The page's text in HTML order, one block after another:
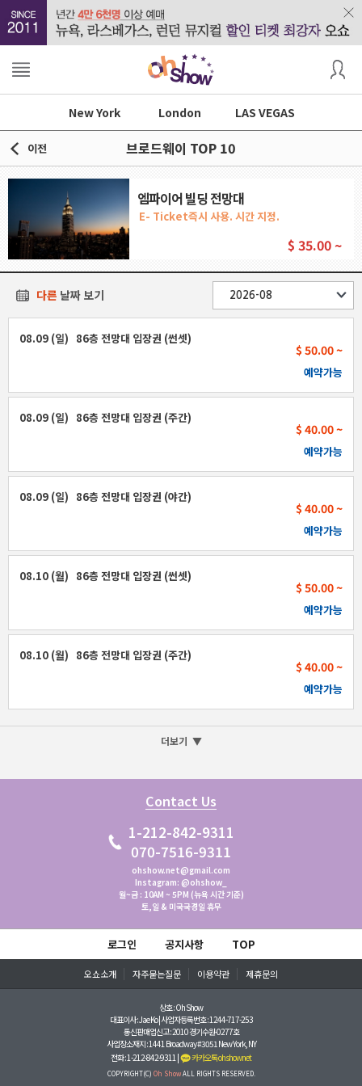
New York London LAS VEGAS
이전 브로드웨이 TOP 10
엠파이어 빌딩 전망대
E- Ticket즉시 사용. 시간 지정.
$ 35.00 ~
다른 날짜 보기
08.09 (일) 86층 전망대 입장권 (썬셋)
$ 50.00 ~
예약가능
08.09 (일) 86층 전망대 입장권 (주간)
$ 40.00 ~
예약가능
08.09 (일) 86층 전망대 입장권 (야간)
$ 40.00 ~
예약가능
08.10 (월) 86층 전망대 입장권 (썬셋)
$ 50.00 ~
예약가능
08.10 (월) 86층 전망대 입장권 (주간)
$ 40.00 ~
예약가능
더보기 ▼
Contact Us
1-212-842-9311
070-7516-9311
ohshow.net@gmail.com
Instagram: @ohshow_
월~금 : 10AM ~ 5PM (뉴욕 시간 기준)
토,일 & 미국국경일 휴무
로그인 공지사항 TOP
오쇼소개 자주묻는질문 이용약관 제휴문의
상호 : Oh Show
대표이사 : Jae Ko | 사업자등록번호 : 1244-717-253
통신판매업신고 : 2010 경기수원-0277호
사업장소재지 : 1441 Broadway #3051 New York, NY
전화 : 1-212-842-9311 |
카카오톡 ohshownet
COPYRIGHT(C) Oh ShowALL RIGHTS RESERVED.